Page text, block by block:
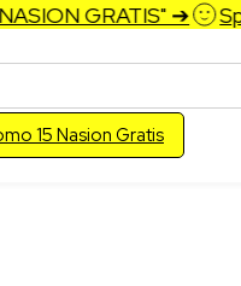
GRATIS" ➔
15 Nasion Gratis